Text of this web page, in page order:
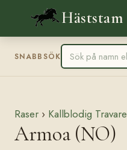
Häststam
SNABBSÖK
Raser › Kallblodig Travare
Armoa (NO)